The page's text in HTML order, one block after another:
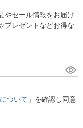
やセール情報をお届け
プレゼントなどお得な
ついて」 を確認し同意